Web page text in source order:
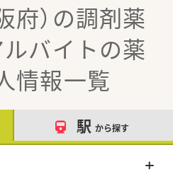
府）の調剤薬
ルバイトの薬
情報一覧
駅 から探す